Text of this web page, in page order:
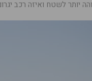
יותר לשטח ואיזה רכב